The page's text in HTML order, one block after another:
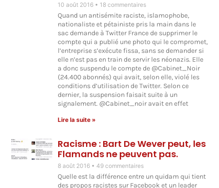
10 août 2016 18 commentaires
Quand un antisémite raciste, islamophobe,
nationaliste et pétainiste pris la main dans le
sac demande à Twitter France de supprimer le
compte qui a publié une photo qui le compromet,
l’entreprise s’exécute fissa, sans se demander si
elle n’est pas en train de servir les néonazis. Elle
a donc suspendu le compte de @Cabinet_Noir
(24.400 abonnés) qui avait, selon elle, violé les
conditions d’utilisation de Twitter. Selon ce
dernier, la suspension faisait suite à un
signalement. @Cabinet_noir avait en effet
Lire la suite »
Racisme : Bart De Wever peut, les
Flamands ne peuvent pas.
8 août 2016 49 commentaires
Quelle est la différence entre un quidam qui tient
des propos racistes sur Facebook et un leader